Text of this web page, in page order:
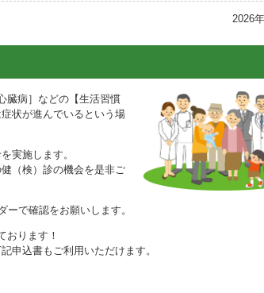
2026
臓病］などの【生活習慣
状が進んでいるという場
実施します。
（検）診の機会を是非ご
で確認をお願いします。
おります！
申込書もご利用いただけます。